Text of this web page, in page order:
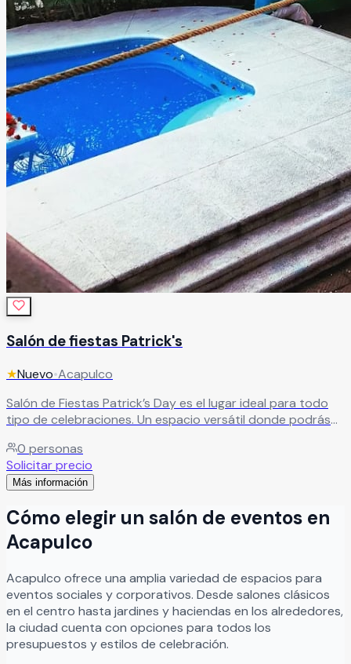
Salón de fiestas Patrick's
★Nuevo•Acapulco
Salón de Fiestas Patrick’s Day es el lugar ideal para todo
tipo de celebraciones. Un espacio versátil donde podrás
Además, cuenta con alberca, perfecta para darle un toque
especial y diferente a tu festejo.
0 personas
Solicitar precio
Más información
Cómo elegir un salón de eventos en
Acapulco
Acapulco ofrece una amplia variedad de espacios para
eventos sociales y corporativos. Desde salones clásicos
en el centro hasta jardines y haciendas en los alrededores,
la ciudad cuenta con opciones para todos los
presupuestos y estilos de celebración.